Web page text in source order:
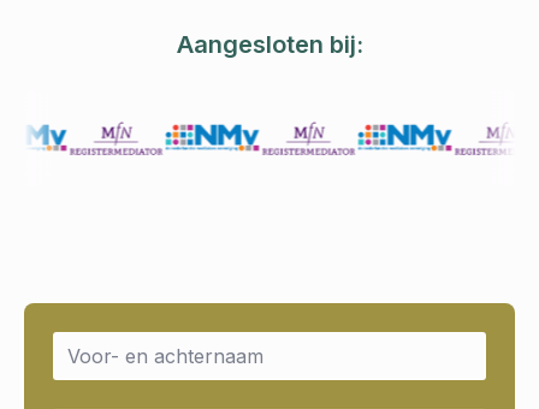
Aangesloten bij:
Name